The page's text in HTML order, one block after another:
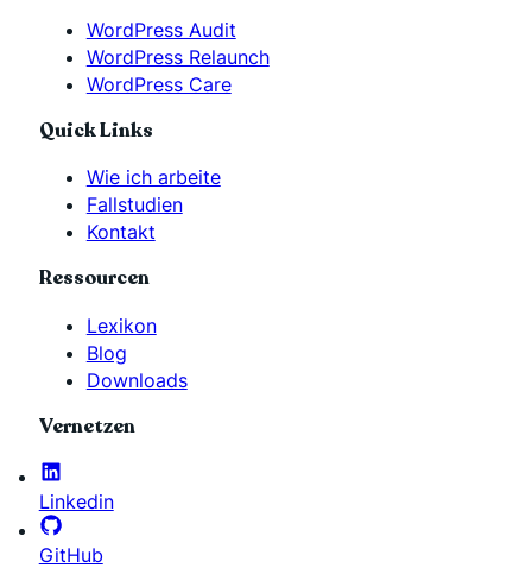
WordPress Audit
WordPress Relaunch
WordPress Care
Quick Links
Wie ich arbeite
Fallstudien
Kontakt
Ressourcen
Lexikon
Blog
Downloads
Vernetzen
Linkedin
GitHub